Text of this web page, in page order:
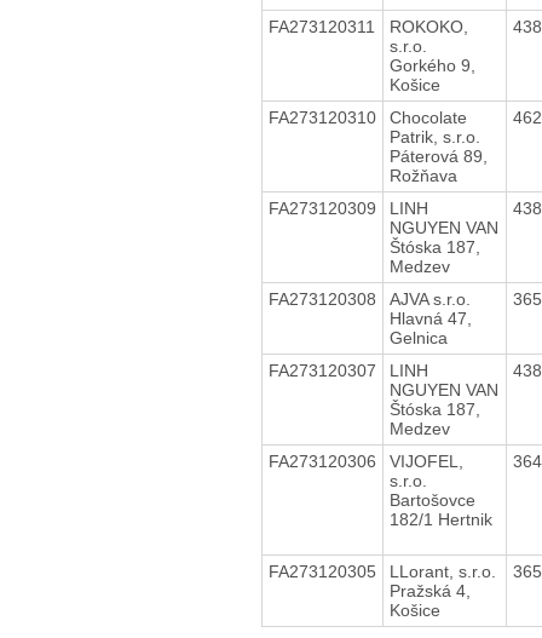
FA273120311
ROKOKO,
s.r.o.
Gorkého 9,
Košice
FA273120310
Chocolate
Patrik, s.r.o.
Páterová 89,
Rožňava
FA273120309
LINH
NGUYEN VAN
Štóska 187,
Medzev
FA273120308
AJVA s.r.o.
Hlavná 47,
Gelnica
FA273120307
LINH
NGUYEN VAN
Štóska 187,
Medzev
FA273120306
VIJOFEL,
s.r.o.
Bartošovce
182/1 Hertnik
FA273120305
LLorant, s.r.o.
Pražská 4,
Košice